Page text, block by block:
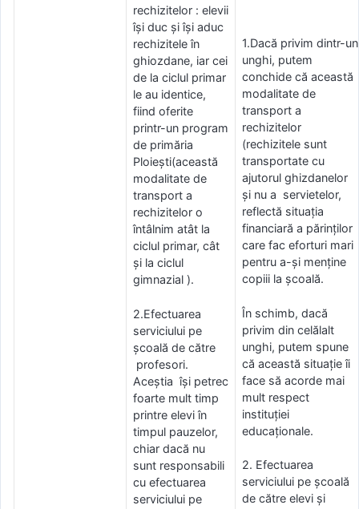
rechizitelor : elevii
își duc și își aduc
rechizitele în
ghiozdane, iar cei
de la ciclul primar
le au identice,
fiind oferite
printr-un program
de primăria
Ploieşti(această
modalitate de
transport a
rechizitelor o
întâlnim atât la
ciclul primar, cât
și la ciclul
gimnazial ).
2.Efectuarea
serviciului pe
școală de către
profesori.
Aceștia își petrec
foarte mult timp
printre elevi în
timpul pauzelor,
chiar dacă nu
sunt responsabili
cu efectuarea
serviciului pe
1.Dacă privim dintr-un
unghi, putem
conchide că această
modalitate de
transport a
rechizitelor
(rechizitele sunt
transportate cu
ajutorul ghizdanelor
și nu a servietelor,
reflectă situația
financiară a părinților
care fac eforturi mari
pentru a-și menține
copiii la școală.
În schimb, dacă
privim din celălalt
unghi, putem spune
că această situație îi
face să acorde mai
mult respect
instituției
educaționale.
2. Efectuarea
serviciului pe școală
de către elevi și